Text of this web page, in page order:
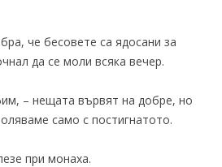
че бесовете са ядосани за
да се моли всяка вечер.
– нещата вървят на добре, но
само с постигнатото.
при монаха.